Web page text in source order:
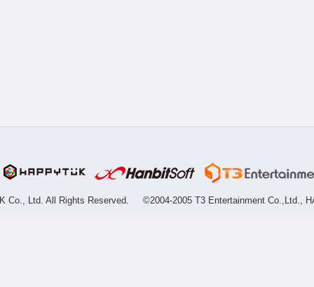
Co., Ltd. All Rights Reserved. ©2004-2005 T3 Entertainment Co.,Ltd.,